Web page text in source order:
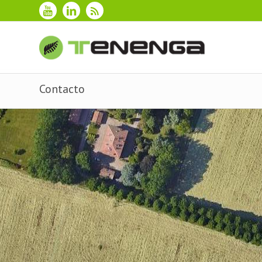
Contacto